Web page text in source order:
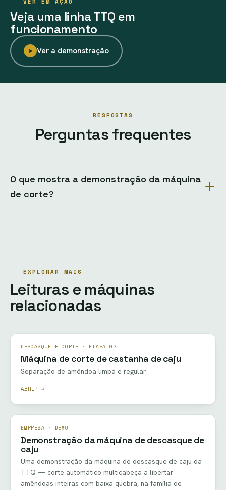
VER EM AÇÃO
Veja uma linha TTQ em
funcionamento
Ver a demonstração
RESPOSTAS
Perguntas frequentes
O que mostra a demonstração da máquina
de corte?
EXPLORAR MAIS
Leituras e máquinas
relacionadas
DESCASQUE E CORTE · ETAPA 02
Máquina de corte de castanha de caju
Separação de amêndoa limpa e regular
ABRIR →
EMPRESA · DEMO
Demonstração da máquina de descasque de
caju
Uma demonstração da máquina de descasque de caju da
TTQ — corte automático multicabeça a libertar
amêndoas inteiras com baixa quebra, na família de